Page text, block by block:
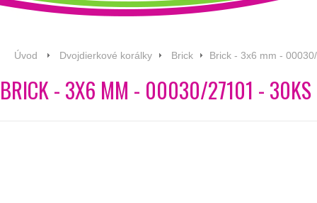
Úvod Dvojdierkové korálky Brick Brick - 3x6 mm -
BRICK - 3X6 MM - 00030/27101 - 30KS